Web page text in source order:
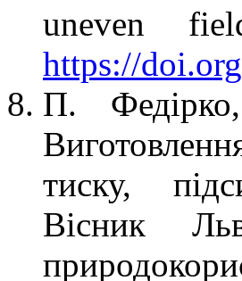
uneven
https://
П.
тиску,
Вісник